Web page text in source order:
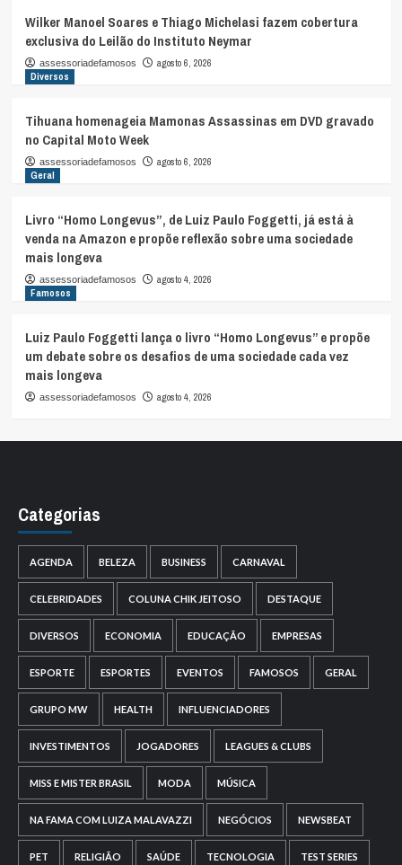
Wilker Manoel Soares e Thiago Michelasi fazem cobertura
exclusiva do Leilão do Instituto Neymar
assessoriadefamosos
agosto 6, 2026
Diversos
Tihuana homenageia Mamonas Assassinas em DVD gravado
no Capital Moto Week
assessoriadefamosos
agosto 6, 2026
Geral
Livro “Homo Longevus”, de Luiz Paulo Foggetti, já está à
venda na Amazon e propõe reflexão sobre uma sociedade
mais longeva
assessoriadefamosos
agosto 4, 2026
Famosos
Luiz Paulo Foggetti lança o livro “Homo Longevus” e propõe
um debate sobre os desafios de uma sociedade cada vez
mais longeva
assessoriadefamosos agosto 4, 2026
Categorias
AGENDA BELEZA BUSINESS CARNAVAL
CELEBRIDADES COLUNA CHIK JEITOSO DESTAQUE
DIVERSOS ECONOMIA EDUCAÇÃO EMPRESAS
ESPORTE ESPORTES EVENTOS FAMOSOS GERAL
GRUPO MW HEALTH INFLUENCIADORES
INVESTIMENTOS JOGADORES LEAGUES & CLUBS
MISS E MISTER BRASIL MODA MÚSICA
NA FAMA COM LUIZA MALAVAZZI NEGÓCIOS NEWSBEAT
PET RELIGIÃO SAÚDE TECNOLOGIA TEST SERIES